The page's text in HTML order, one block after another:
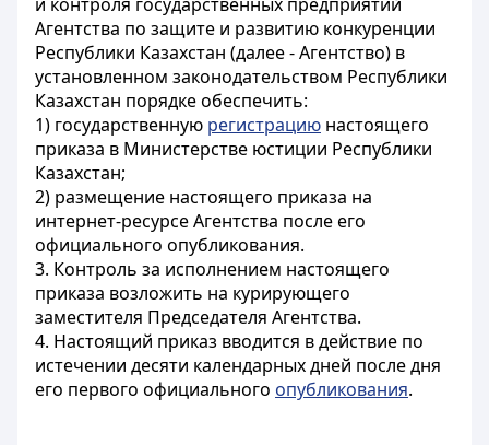
Агентства по защите и развитию конкуренции
Республики Казахстан (далее - Агентство) в
установленном законодательством Республики
Казахстан порядке обеспечить:
1) государственную регистрацию настоящего
приказа в Министерстве юстиции Республики
Казахстан;
2) размещение настоящего приказа на
интернет-ресурсе Агентства после его
официального опубликования.
3. Контроль за исполнением настоящего
приказа возложить на курирующего
заместителя Председателя Агентства.
4. Настоящий приказ вводится в действие по
истечении десяти календарных дней после дня
его первого официального опубликования.